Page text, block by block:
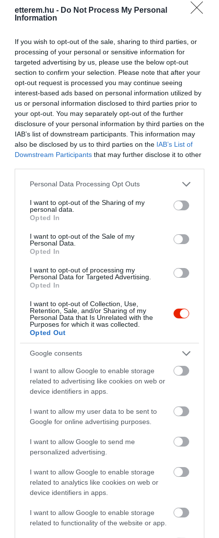
etterem.hu - Do Not Process My Personal
Information
If you wish to opt-out of the sale, sharing to third parties, or
processing of your personal or sensitive information for
targeted advertising by us, please use the below opt-out
section to confirm your selection. Please note that after your
opt-out request is processed you may continue seeing
interest-based ads based on personal information utilized by
us or personal information disclosed to third parties prior to
your opt-out. You may separately opt-out of the further
disclosure of your personal information by third parties on the
IAB’s list of downstream participants. This information may
also be disclosed by us to third parties on the IAB’s List of
Downstream Participants that may further disclose it to other
Please note that this website/app uses one or more Google
not limited to your visit or usage behaviour. You may click to
grant or deny consent to Google and its third-party tags to
use your data for below specified purposes in below Google
consent section.
Personal Data Processing Opt Outs
I want to opt-out of the Sharing of my
personal data.
Opted In
I want to opt-out of the Sale of my
Personal Data.
Opted In
I want to opt-out of processing my
Personal Data for Targeted Advertising.
Opted In
I want to opt-out of Collection, Use,
Retention, Sale, and/or Sharing of my
Personal Data that Is Unrelated with the
Purposes for which it was collected.
Opted Out
Google consents
I want to allow Google to enable storage
related to advertising like cookies on web or
device identifiers in apps.
I want to allow my user data to be sent to
Google for online advertising purposes.
I want to allow Google to send me
personalized advertising.
I want to allow Google to enable storage
related to analytics like cookies on web or
device identifiers in apps.
I want to allow Google to enable storage
related to functionality of the website or app.
Információk
Nyitvatartás: Ma: 10:00 - 22:00 Nyitva Mutass többet
Konyha típus:
Kínai
Elfogadott kártyák:
Felszereltség:
Melegétel, Terasz
Az ételeket a legfrissebb
zöldségekből készítjük. Több, mint 100
menüvel is várjuk kedves vendégeinket
rendezvények lebonyolítására is.
Családias vendéglátással és kiváló
Mutass többet
Kapcsolat
1067 Budapest, Teréz körút 39.
+36 1 426 6571
fb.com/FuMesterRestaurant/
Probléma jelentése Te vagy a tulajdonos?